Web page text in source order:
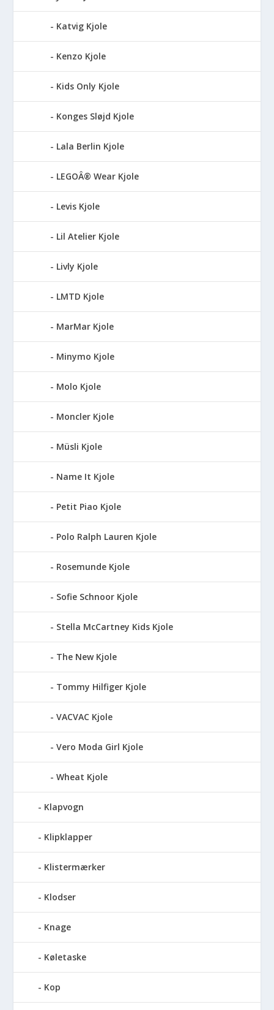
Katvig Kjole
Kenzo Kjole
Kids Only Kjole
Konges Sløjd Kjole
Lala Berlin Kjole
LEGOÂ® Wear Kjole
Levis Kjole
Lil Atelier Kjole
Livly Kjole
LMTD Kjole
MarMar Kjole
Minymo Kjole
Molo Kjole
Moncler Kjole
Müsli Kjole
Name It Kjole
Petit Piao Kjole
Polo Ralph Lauren Kjole
Rosemunde Kjole
Sofie Schnoor Kjole
Stella McCartney Kids Kjole
The New Kjole
Tommy Hilfiger Kjole
VACVAC Kjole
Vero Moda Girl Kjole
Wheat Kjole
Klapvogn
Klipklapper
Klistermærker
Klodser
Knage
Køletaske
Kop